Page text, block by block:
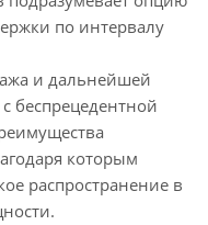
по интервалу
и дальнейшей
беспрецедентной
которым
распространение в